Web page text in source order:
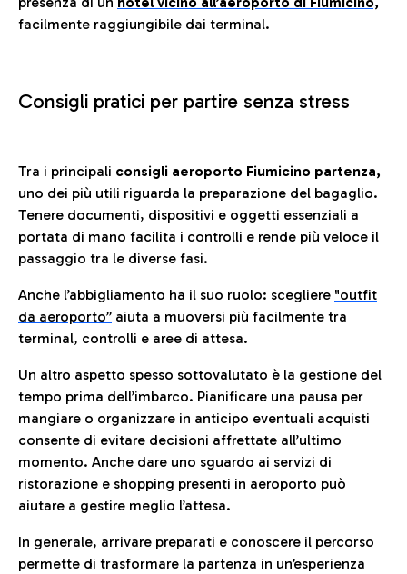
facilmente raggiungibile dai terminal.
Consigli pratici per partire senza stress
Tra i principali consigli aeroporto Fiumicino partenza,
uno dei più utili riguarda la preparazione del bagaglio.
Tenere documenti, dispositivi e oggetti essenziali a
portata di mano facilita i controlli e rende più veloce il
passaggio tra le diverse fasi.
Anche l’abbigliamento ha il suo ruolo: scegliere "outfit
da aeroporto” aiuta a muoversi più facilmente tra
terminal, controlli e aree di attesa.
Un altro aspetto spesso sottovalutato è la gestione del
tempo prima dell’imbarco. Pianificare una pausa per
mangiare o organizzare in anticipo eventuali acquisti
consente di evitare decisioni affrettate all’ultimo
momento. Anche dare uno sguardo ai servizi di
ristorazione e shopping presenti in aeroporto può
aiutare a gestire meglio l’attesa.
In generale, arrivare preparati e conoscere il percorso
permette di trasformare la partenza in un’esperienza